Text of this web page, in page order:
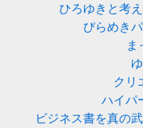
ひろゆきと考
ぴらめき
ま
クリ
ハイパ
ビジネス書を真の